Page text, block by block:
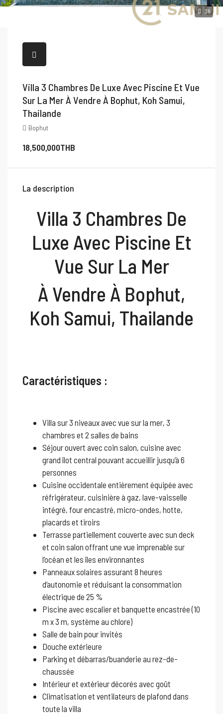
36
Villa 3 Chambres De Luxe Avec Piscine Et Vue
Sur La Mer À Vendre À Bophut, Koh Samui,
Thailande
Bophut
18,500,000THB
La description
Villa 3 Chambres De
Luxe Avec Piscine Et
Vue Sur La Mer
À Vendre À Bophut,
Koh Samui, Thailande
Caractéristiques :
Villa sur 3 niveaux avec vue sur la mer, 3
chambres et 2 salles de bains
Séjour ouvert avec coin salon, cuisine avec
grand îlot central pouvant accueillir jusqu’à 6
personnes
Cuisine occidentale entièrement équipée avec
réfrigérateur, cuisinière à gaz, lave-vaisselle
intégré, four encastré, micro-ondes, hotte,
placards et tiroirs
Terrasse partiellement couverte avec sun deck
et coin salon offrant une vue imprenable sur
l’océan et les îles environnantes
Panneaux solaires assurant 8 heures
d’autonomie et réduisant la consommation
électrique de 25 %
Piscine avec escalier et banquette encastrée (10
m x 3 m, système au chlore)
Salle de bain pour invités
Douche extérieure
Parking et débarras/buanderie au rez-de-
chaussée
Intérieur et extérieur décorés avec goût
Climatisation et ventilateurs de plafond dans
toute la villa